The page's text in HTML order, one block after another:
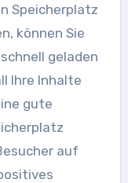
Speicherplatz
können Sie
geladen
Ihre Inhalte
gute
auf